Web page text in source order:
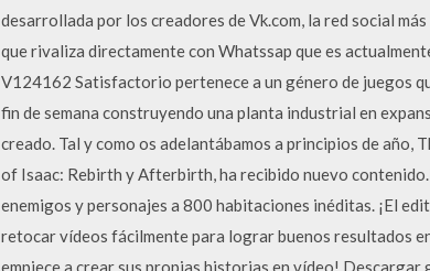
desarrollada por los creadores de Vk.com, la red social
que rivaliza directamente con Whatssap que es
V124162 Satisfactorio pertenece a un género de juegos
fin de semana construyendo una planta industrial en
creado. Tal y como os adelantábamos a principios de
of Isaac: Rebirth y Afterbirth, ha recibido nuevo
enemigos y personajes a 800 habitaciones inéditas. ¡El
retocar vídeos fácilmente para lograr buenos resultados
empiece a crear sus propias historias en vídeo!